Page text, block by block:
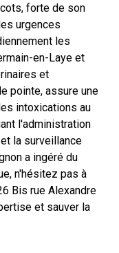
forte de son
urgences
les
en-Laye et
et
pointe, assure une
intoxications au
l'administration
la surveillance
a ingéré du
n'hésitez pas à
Bis rue Alexandre
et sauver la